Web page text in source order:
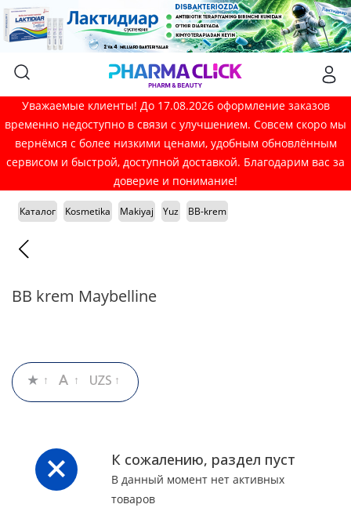
Уважаемые клиенты! До 17.08.2026 оформление заказов
временно недоступно в связи с улучшением. Совсем скоро мы
вернёмся с более низкими ценами, удобным обновлённым
сервисом и быстрой, доступной доставкой. Благодарим вас за
доверие и понимание!
Каталог Kosmetika Makiyaj Yuz BB-krem
BB krem Maybelline
К сожалению, раздел пуст
В данный момент нет активных
товаров